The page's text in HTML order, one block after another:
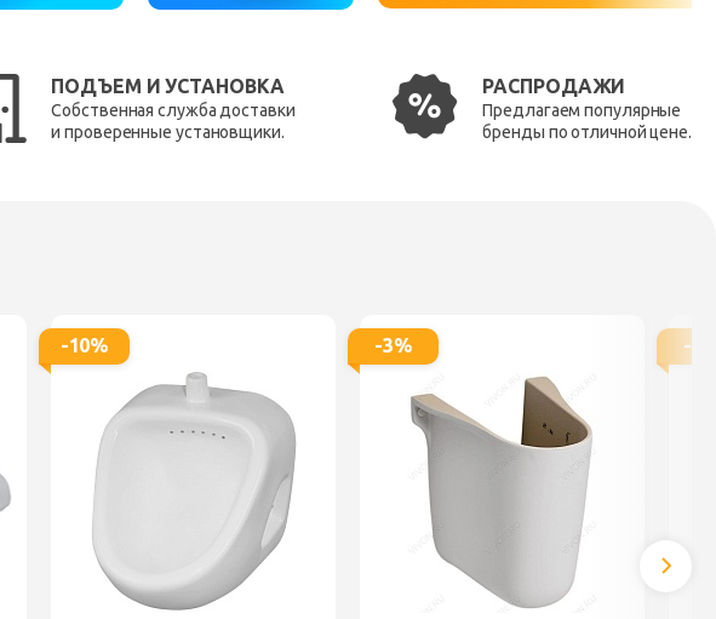
ПОДЪЕМ И УСТАНОВКА
Собственная служба доставки
и проверенные установщики.
РАСПРОДАЖИ
Предлагаем популярные
бренды по отличной цене.
-10% -3% -